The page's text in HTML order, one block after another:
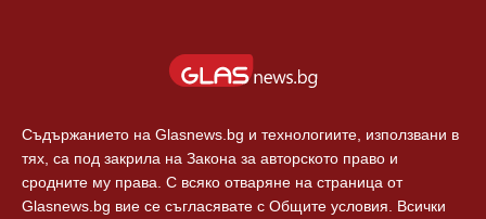
Съдържанието на Glasnews.bg и технологиите, използвани в
тях, са под закрила на Закона за авторското право и
сродните му права. С всяко отваряне на страница от
Glasnews.bg вие се съгласявате с Общите условия. Всички